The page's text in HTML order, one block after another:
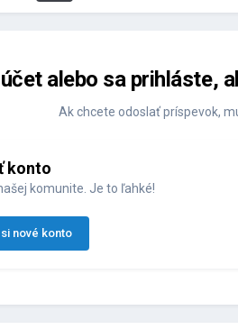
alebo sa prihláste,
Ak chcete odoslať príspevok,
konto
komunite. Je to ľahké!
nové konto